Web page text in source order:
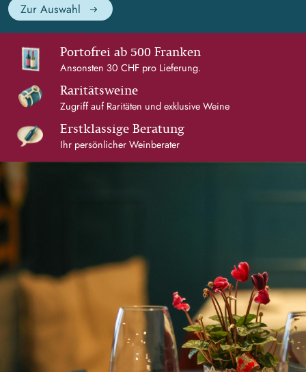
Zur Auswahl
Portofrei ab 500 Franken
Ansonsten 30 CHF pro Lieferung.
Raritätsweine
Zugriff auf Raritäten und exklusive Weine
Erstklassige Beratung
Ihr persönlicher Weinberater
Jetzt zum Newsletter anmelden.